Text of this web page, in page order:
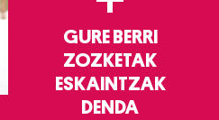
GURE BERRI
ZOZKETAK
ESKAINTZAK
DENDA